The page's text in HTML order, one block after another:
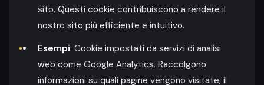
sito. Questi cookie contribuiscono a rendere il
nostro sito più efficiente e intuitivo.
Esempi: Cookie impostati da servizi di analisi
web come Google Analytics. Raccolgono
informazioni su quali pagine vengono visitate, il